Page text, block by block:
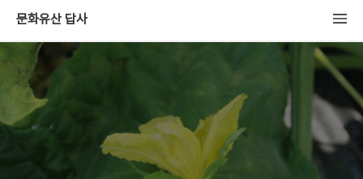
문화유산 답사